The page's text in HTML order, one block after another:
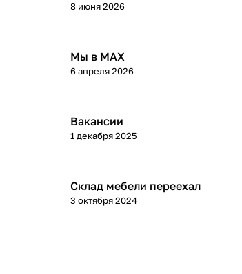
8 июня 2026
Мы в МАХ
6 апреля 2026
Вакансии
1 декабря 2025
Склад мебели переехал
3 октября 2024